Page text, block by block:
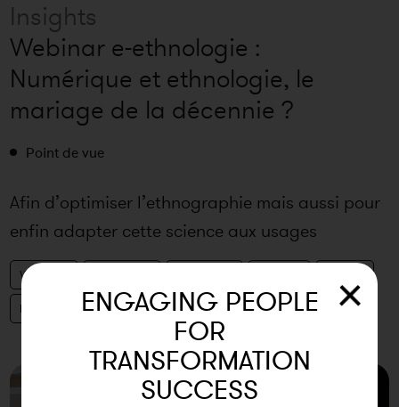
Insights
Webinar e-ethnologie :
Numérique et ethnologie, le
mariage de la décennie ?
Point de vue
Afin d’optimiser l’ethnographie mais aussi pour
enfin adapter cette science aux usages
digitaux, nous avons conçu u
Webinar
Innovation
ENGAGING PEOPLE
FOR
TRANSFORMATION
SUCCESS